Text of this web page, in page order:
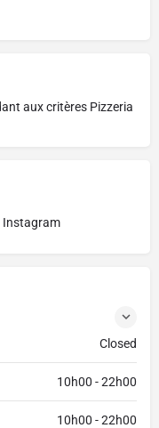
aux critères Pizzeria
Instagram
Closed
10h00 - 22h00
10h00 - 22h00